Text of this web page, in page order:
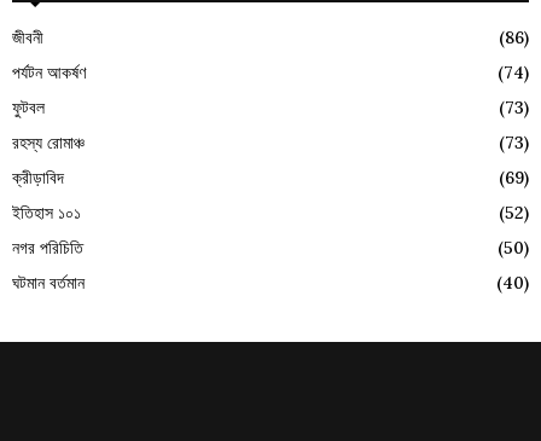
জীবনী
(86)
পর্যটন আকর্ষণ
(74)
ফুটবল
(73)
রহস্য রোমাঞ্চ
(73)
ক্রীড়াবিদ
(69)
ইতিহাস ১০১
(52)
নগর পরিচিতি
(50)
ঘটমান বর্তমান
(40)